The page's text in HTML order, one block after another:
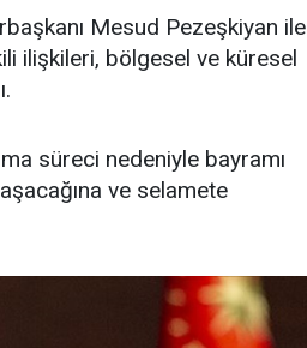
Mesud Pezeşkiyan ile
ilişkileri, bölgesel ve küresel
süreci nedeniyle bayramı
aşacağına ve selamete